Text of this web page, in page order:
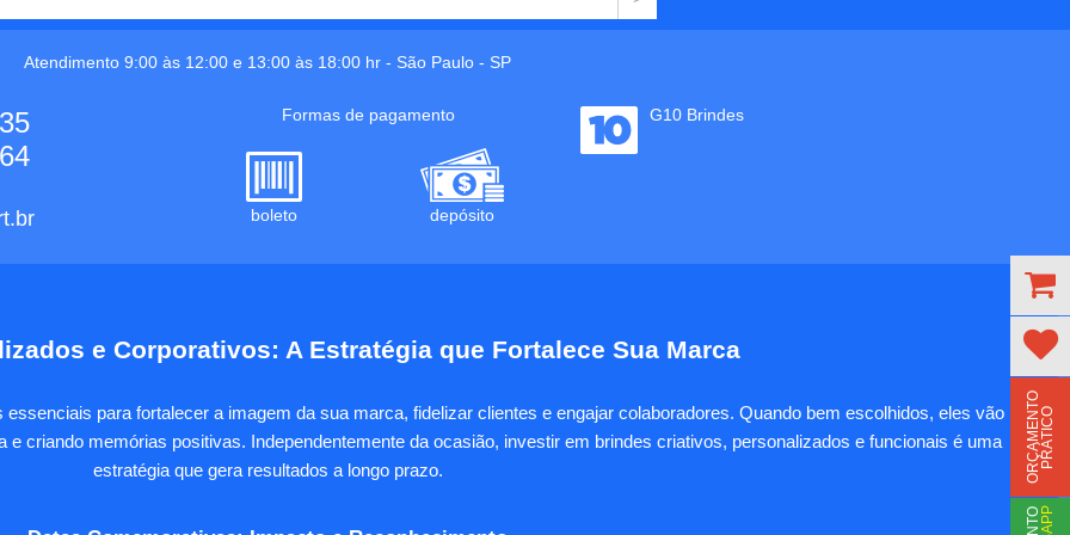
Atendimento 9:00 às 12:00 e 13:00 às 18:00 hr - São Paulo - SP
Formas de pagamento
boleto depósito
G10 Brindes
e Corporativos: A Estratégia que Fortalece Sua Marca
para fortalecer a imagem da sua marca, fidelizar clientes e engajar colaboradores. Quando bem escolhidos, eles vão
criando memórias positivas. Independentemente da ocasião, investir em brindes criativos, personalizados e funcionais é uma
estratégia que gera resultados a longo prazo.
O
R
Ç
A
M
E
N
T
O
P
R
Á
T
I
CO